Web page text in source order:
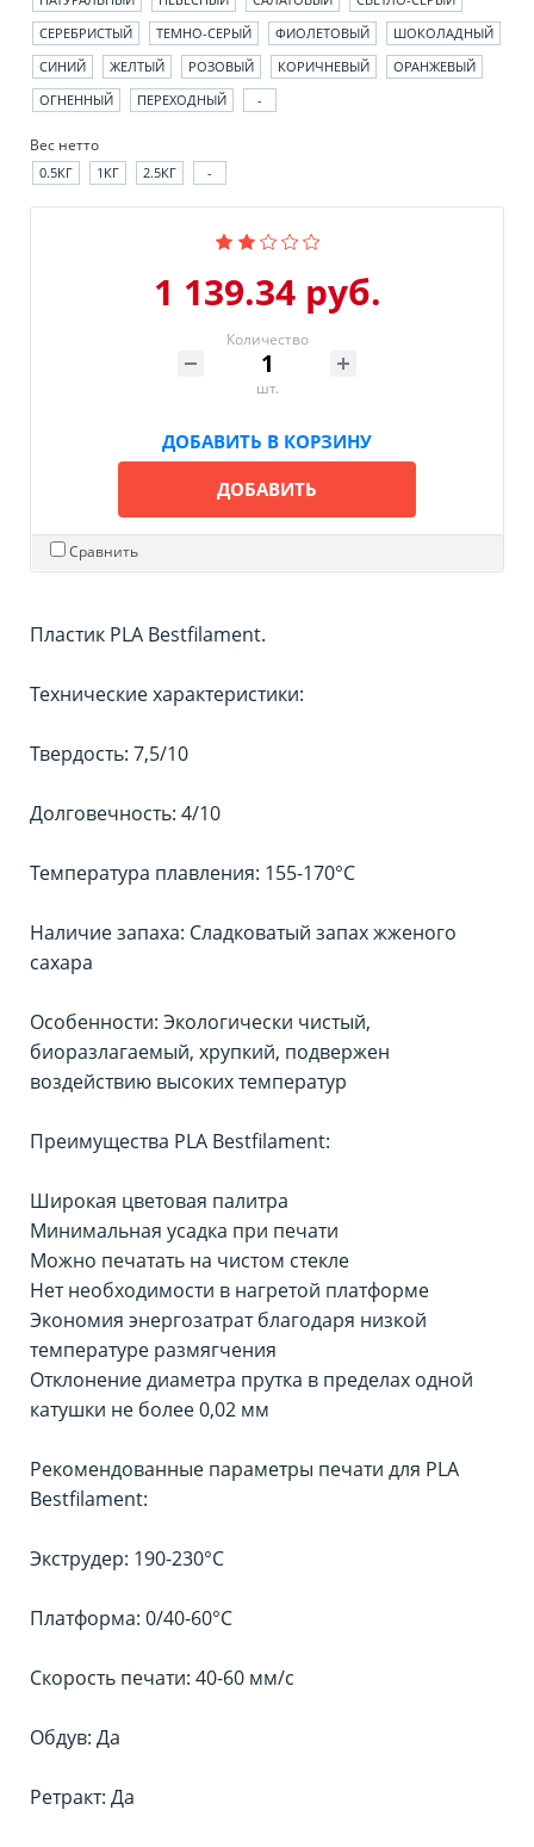
СЕРЕБРИСТЫЙ
ТЕМНО-СЕРЫЙ ФИОЛЕТОВЫЙ
ШОКОЛАДНЫЙ
СИНИЙ
ЖЕЛТЫЙ РОЗОВЫЙ КОРИЧНЕВЫЙ
ОРАНЖЕВЫЙ
ОГНЕННЫЙ
ПЕРЕХОДНЫЙ -
Вес нетто
0.5КГ 1КГ 2.5КГ -
1 139.34 руб.
Количество
шт.
ДОБАВИТЬ В КОРЗИНУ
ДОБАВИТЬ
Сравнить
Пластик PLA Bestfilament.
Технические характеристики:
Твердость: 7,5/10
Долговечность: 4/10
Температура плавления: 155-170°С
Наличие запаха: Сладковатый запах жженого
сахара
Особенности: Экологически чистый,
биоразлагаемый, хрупкий, подвержен
воздействию высоких температур
Преимущества PLA Bestfilament:
Широкая цветовая палитра
Минимальная усадка при печати
Можно печатать на чистом стекле
Нет необходимости в нагретой платформе
Экономия энергозатрат благодаря низкой
температуре размягчения
Отклонение диаметра прутка в пределах одной
катушки не более 0,02 мм
Рекомендованные параметры печати для PLA
Bestfilament:
Экструдер: 190-230°С
Платформа: 0/40-60°С
Скорость печати: 40-60 мм/с
Обдув: Да
Ретракт: Да